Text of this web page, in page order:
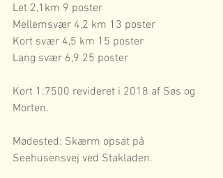
Let 2,1km 9 poster
Mellemsvær 4,2 km 13 poster
Kort svær 4,5 km 15 poster
Lang svær 6,9 25 poster
Kort 1:7500 revideret i 2018 af Søs og
Morten.
Mødested: Skærm opsat på
Seehusensvej ved Stakladen.